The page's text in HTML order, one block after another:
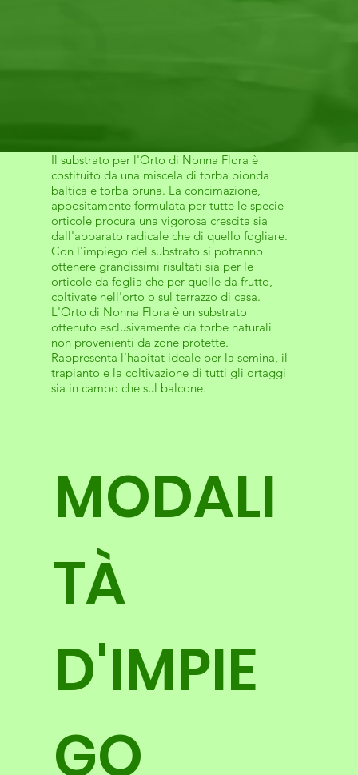
Il substrato per l'Orto di Nonna Flora è
costituito da una miscela di torba bionda
baltica e torba bruna. La concimazione,
appositamente formulata per tutte le specie
orticole procura una vigorosa crescita sia
dall'apparato radicale che di quello fogliare.
Con l'impiego del substrato si potranno
ottenere grandissimi risultati sia per le
orticole da foglia che per quelle da frutto,
coltivate nell'orto o sul terrazzo di casa.
L'Orto di Nonna Flora è un substrato
ottenuto esclusivamente da torbe naturali
non provenienti da zone protette.
Rappresenta l'habitat ideale per la semina, il
trapianto e la coltivazione di tutti gli ortaggi
sia in campo che sul balcone.
MODALI
TÀ
D'IMPIE
GO